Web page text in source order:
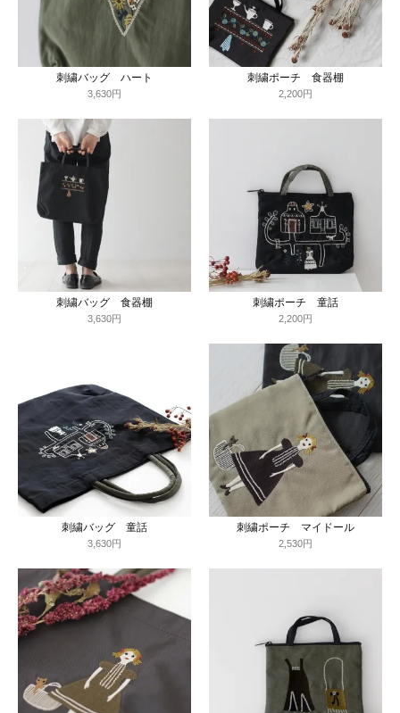
刺繍バッグ ハート
3,630円
刺繍ポーチ 食器棚
2,200円
刺繍バッグ 食器棚
3,630円
刺繍ポーチ 童話
2,200円
刺繍バッグ 童話
3,630円
刺繍ポーチ マイドール
2,530円